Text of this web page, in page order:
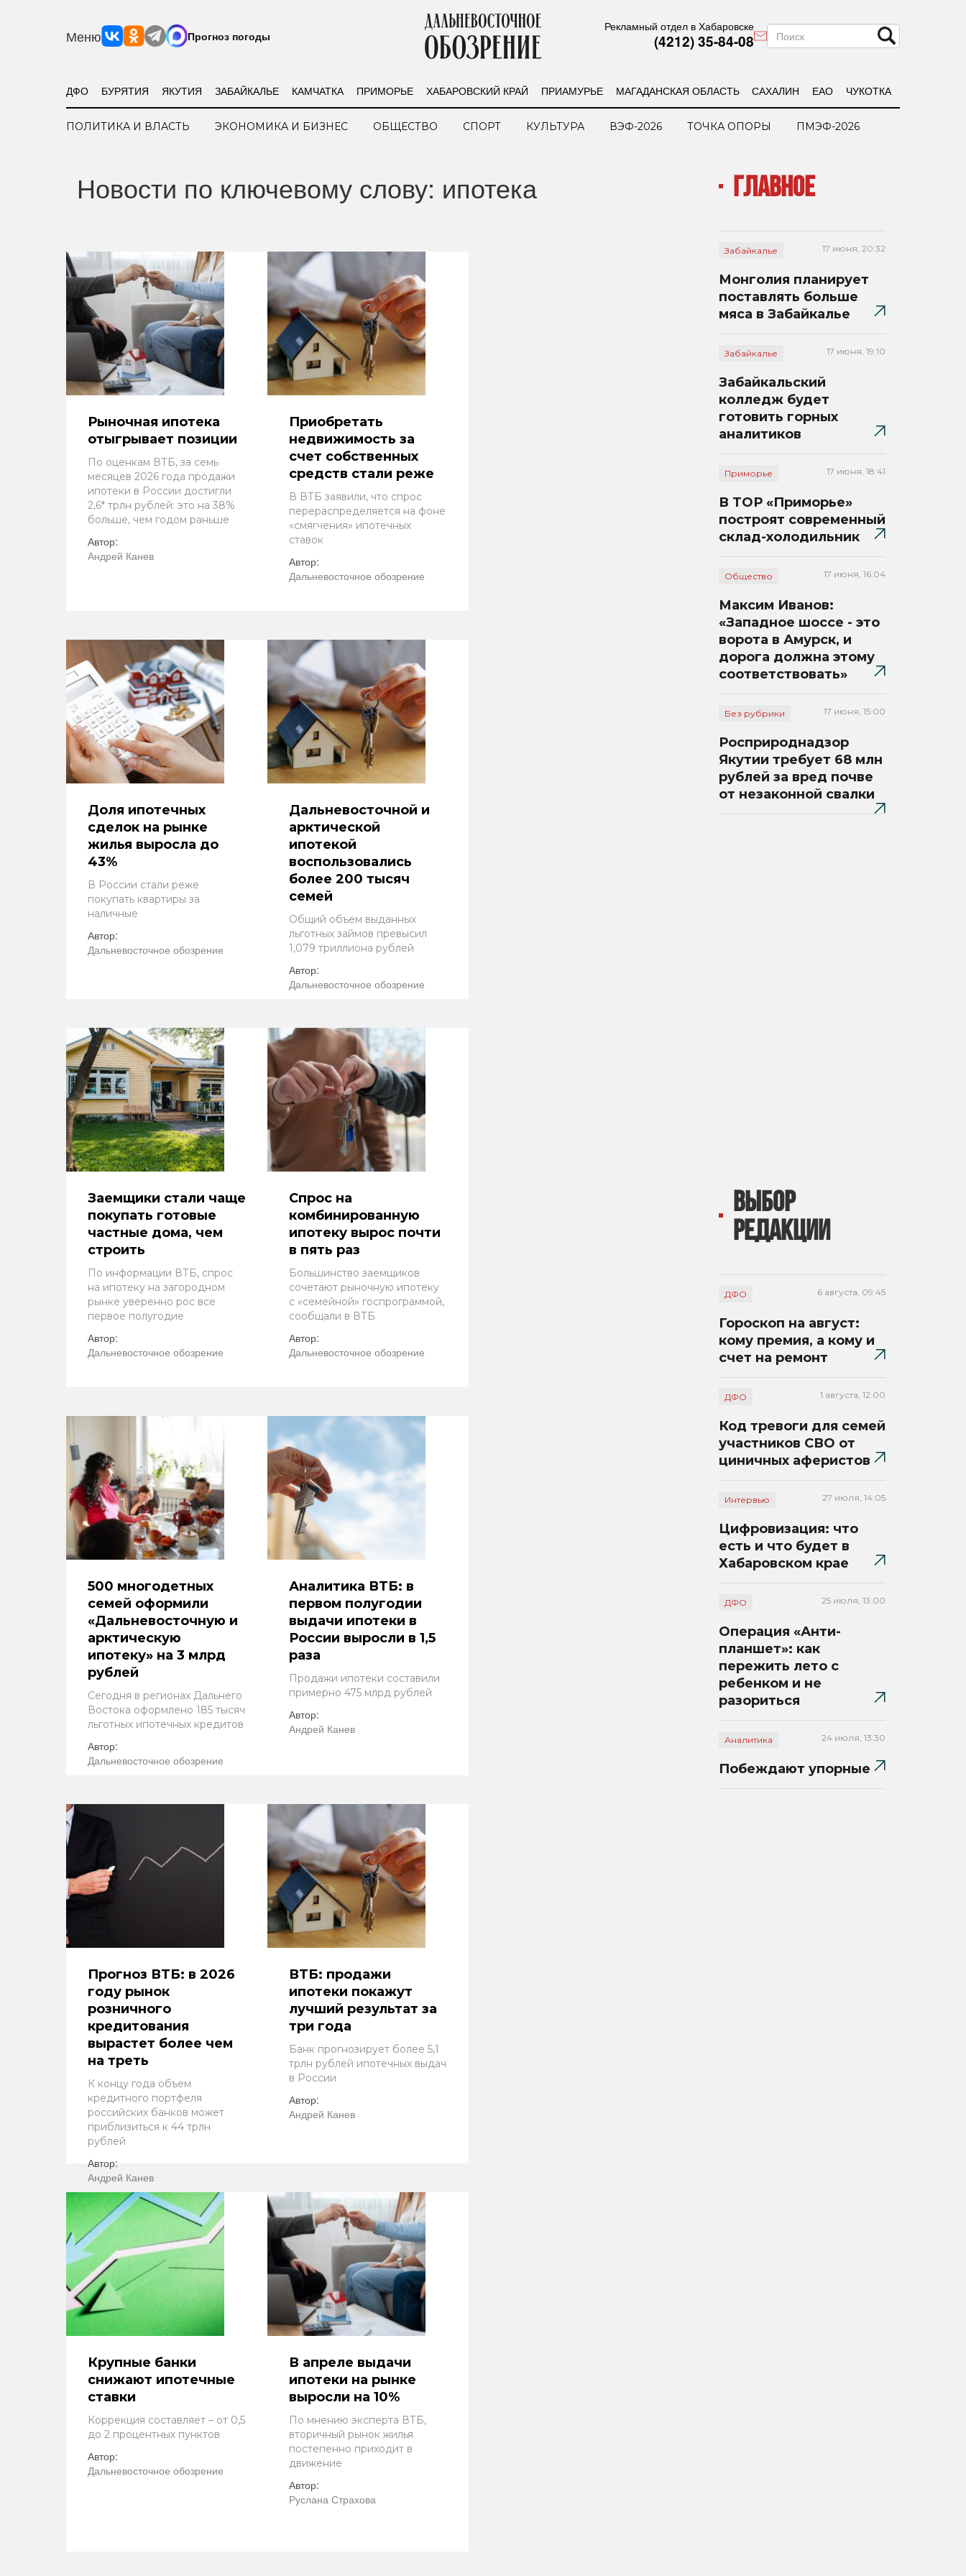
Меню Прогноз погоды
Рекламный отдел в Хабаровске
(4212) 35-84-08
ДФО БУРЯТИЯ ЯКУТИЯ ЗАБАЙКАЛЬЕ КАМЧАТКА ПРИМОРЬЕ ХАБАРОВСКИЙ КРАЙ ПРИАМУРЬЕ МАГАДАНСКАЯ ОБЛАСТЬ САХАЛИН ЕАО ЧУКОТКА
ПОЛИТИКА И ВЛАСТЬ ЭКОНОМИКА И БИЗНЕС ОБЩЕСТВО СПОРТ КУЛЬТУРА ВЭФ-2026 ТОЧКА ОПОРЫ ПМЭФ-2026
Новости по ключевому слову: ипотека
Рыночная ипотека
отыгрывает позиции
По оценкам ВТБ, за семь
месяцев 2026 года продажи
ипотеки в России достигли
2,6* трлн рублей: это на 38%
больше, чем годом раньше
Автор:
Андрей Канев
Приобретать
недвижимость за
счет собственных
средств стали реже
В ВТБ заявили, что спрос
перераспределяется на фоне
«смягчения» ипотечных
ставок
Автор:
Дальневосточное обозрение
Доля ипотечных
сделок на рынке
жилья выросла до
43%
В России стали реже
покупать квартиры за
наличные
Автор:
Дальневосточное обозрение
Дальневосточной и
арктической
ипотекой
воспользовались
более 200 тысяч
семей
Общий объем выданных
льготных займов превысил
1,079 триллиона рублей
Автор:
Дальневосточное обозрение
Заемщики стали чаще
покупать готовые
частные дома, чем
строить
По информации ВТБ, спрос
на ипотеку на загородном
рынке уверенно рос все
первое полугодие
Автор:
Дальневосточное обозрение
Спрос на
комбинированную
ипотеку вырос почти
в пять раз
Большинство заемщиков
сочетают рыночную ипотеку
с «семейной» госпрограммой,
сообщали в ВТБ
Автор:
Дальневосточное обозрение
500 многодетных
семей оформили
«Дальневосточную и
арктическую
ипотеку» на 3 млрд
рублей
Сегодня в регионах Дальнего
Востока оформлено 185 тысяч
льготных ипотечных кредитов
Автор:
Дальневосточное обозрение
Аналитика ВТБ: в
первом полугодии
выдачи ипотеки в
России выросли в 1,5
раза
Продажи ипотеки составили
примерно 475 млрд рублей
Автор:
Андрей Канев
Прогноз ВТБ: в 2026
году рынок
розничного
кредитования
вырастет более чем
на треть
К концу года объем
кредитного портфеля
российских банков может
приблизиться к 44 трлн
рублей
Автор:
Андрей Канев
ВТБ: продажи
ипотеки покажут
лучший результат за
три года
Банк прогнозирует более 5,1
трлн рублей ипотечных выдач
в России
Автор:
Андрей Канев
Крупные банки
снижают ипотечные
ставки
Коррекция составляет – от 0,5
до 2 процентных пунктов
Автор:
Дальневосточное обозрение
В апреле выдачи
ипотеки на рынке
выросли на 10%
По мнению эксперта ВТБ,
вторичный рынок жилья
постепенно приходит в
движение
Автор:
Руслана Страхова
ГЛАВНОЕ
Забайкалье 17 июня, 20:32
Монголия планирует
поставлять больше
мяса в Забайкалье
Забайкалье 17 июня, 19:10
Забайкальский
колледж будет
готовить горных
аналитиков
Приморье 17 июня, 18:41
В ТОР «Приморье»
построят современный
склад-холодильник
Общество 17 июня, 16:04
Максим Иванов:
«Западное шоссе - это
ворота в Амурск, и
дорога должна этому
соответствовать»
Без рубрики 17 июня, 15:00
Росприроднадзор
Якутии требует 68 млн
рублей за вред почве
от незаконной свалки
ВЫБОР
РЕДАКЦИИ
ДФО 6 августа, 09:45
Гороскоп на август:
кому премия, а кому и
счет на ремонт
ДФО 1 августа, 12:00
Код тревоги для семей
участников СВО от
циничных аферистов
Интервью 27 июля, 14:05
Цифровизация: что
есть и что будет в
Хабаровском крае
ДФО 25 июля, 13:00
Операция «Анти-
планшет»: как
пережить лето с
ребенком и не
разориться
Аналитика 24 июля, 13:30
Побеждают упорные